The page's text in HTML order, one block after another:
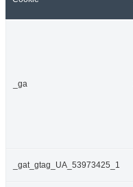
_ga
_gat_gtag_UA_53973425_1